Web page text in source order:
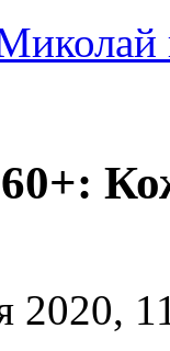
2020,